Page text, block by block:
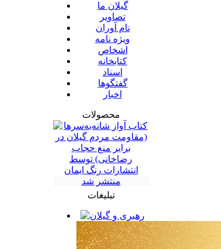
گیلان ما
تصاویر
نام آوران
ویژه نامه
اشخاص
کتابخانه
اسناد
گفتگوها
اخبار
محصولات
تبلیغات